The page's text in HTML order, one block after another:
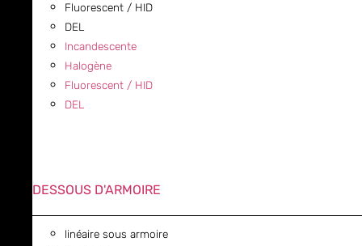
Fluorescent / HID
DEL
Incandescente
Halogène
Fluorescent / HID
DEL
DESSOUS D'ARMOIRE
linéaire sous armoire